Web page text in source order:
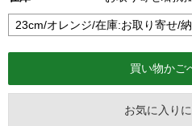
お気に入り